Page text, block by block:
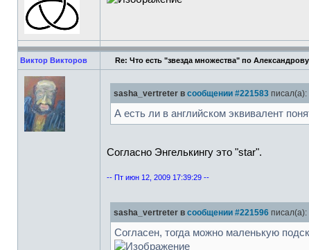
Виктор Викторов Re: Что есть "звезда множества" по
sasha_vertreter в сообщении #221583 писал(а):
А есть ли в английском эквивалент
Согласно Энгелькингу это "star".
-- Пт июн 12, 2009 17:39:29 --
sasha_vertreter в сообщении #221596 писал(а):
Согласен, тогда можно маленькую